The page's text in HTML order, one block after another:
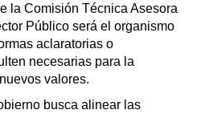
la Comisión Técnica Asesora
Público será el organismo
aclaratorias o
necesarias para la
valores.
busca alinear las